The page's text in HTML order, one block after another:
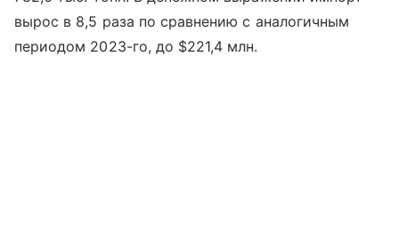
вырос в 8,5 раза по сравнению с аналогичным
периодом 2023-го, до $221,4 млн.